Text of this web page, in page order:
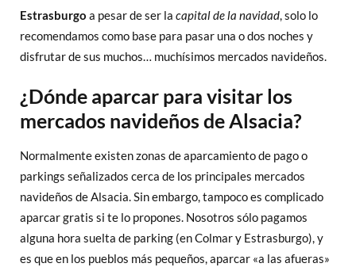
Estrasburgo a pesar de ser la capital de la navidad, solo lo
recomendamos como base para pasar una o dos noches y
disfrutar de sus muchos… muchísimos mercados navideños.
¿Dónde aparcar para visitar los
mercados navideños de Alsacia?
Normalmente existen zonas de aparcamiento de pago o
parkings señalizados cerca de los principales mercados
navideños de Alsacia. Sin embargo, tampoco es complicado
aparcar gratis si te lo propones. Nosotros sólo pagamos
alguna hora suelta de parking (en Colmar y Estrasburgo), y
es que en los pueblos más pequeños, aparcar «a las afueras»